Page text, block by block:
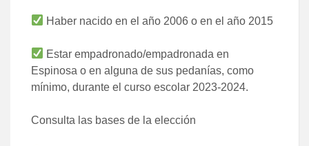
Haber nacido en el año 2006 o en el año 2015
Estar empadronado/empadronada en
Espinosa o en alguna de sus pedanías, como
mínimo, durante el curso escolar 2023-2024.
Consulta las bases de la elección